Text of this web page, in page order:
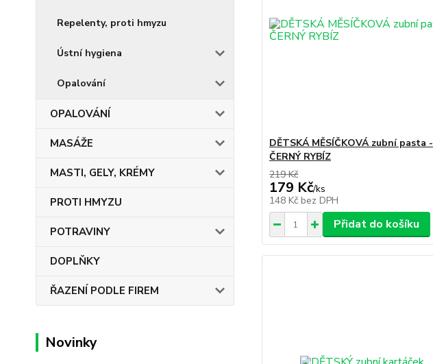
Repelenty, proti hmyzu
Ústní hygiena
Opalování
OPALOVÁNÍ
MASÁŽE
MASTI, GELY, KRÉMY
PROTI HMYZU
POTRAVINY
DOPLŇKY
ŘAZENÍ PODLE FIREM
Novinky
DĚTSKÁ MĚSÍČKOVÁ zubní pasta -
ČERNÝ RYBÍZ
219 Kč
179 Kč/ks
148 Kč bez DPH
Přidat do košíku